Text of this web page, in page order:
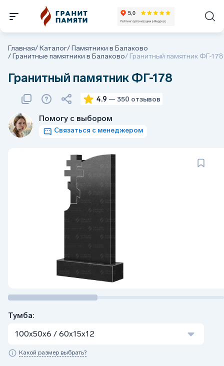
Главная/Каталог/Памятники в Балаково
/Гранитные памятники в Балаково/ Гранитный памятник ФГ-178
Гранитный памятник ФГ-178
4.9 — 350 отзывов
Помогу с выбором
Связаться с менеджером
Тумба:
100x50x6 / 60x15x12
Какой размер выбрать?